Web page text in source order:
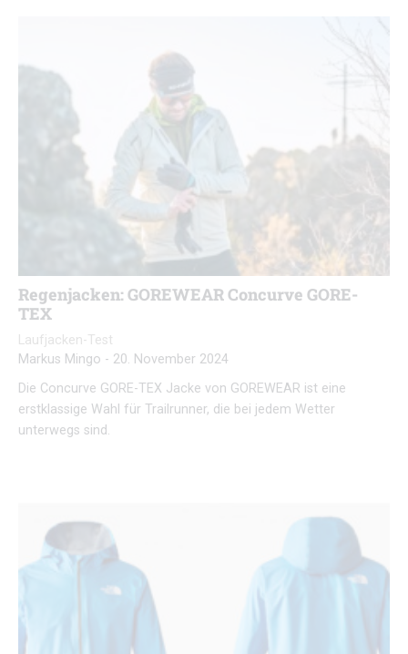
Regenjacken: GOREWEAR Concurve GORE-
TEX
Laufjacken-Test
Markus Mingo - 20. November 2024
Die Concurve GORE-TEX Jacke von GOREWEAR ist eine
erstklassige Wahl für Trailrunner, die bei jedem Wetter
unterwegs sind.